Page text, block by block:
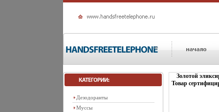
Дезодоранты
Муссы
Золотой
Товар